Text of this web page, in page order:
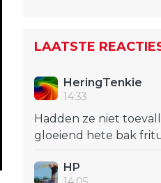
LAATSTE
HeringTenkie
14:33
Hadden ze niet
gloeiend hete bak
HP